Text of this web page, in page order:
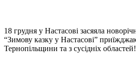
18 грудня у Настасові засяяла
“Зимову казку у Настасові”
Тернопільщини та з сусідніх областей!